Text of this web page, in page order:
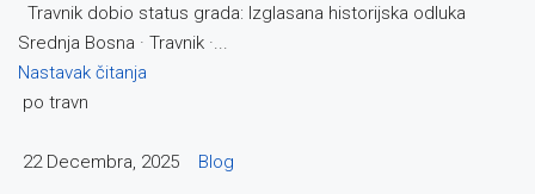
Travnik dobio status grada: Izglasana historijska odluka
Srednja Bosna · Travnik ·...
Nastavak čitanja
po travn
22 Decembra, 2025 Blog